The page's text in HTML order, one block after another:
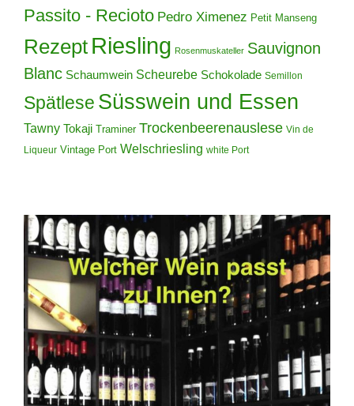
Passito - Recioto Pedro Ximenez Petit Manseng
Rezept Riesling Rosenmuskateller Sauvignon
Blanc Schaumwein Scheurebe Schokolade Semillon
Spätlese Süsswein und Essen
Tawny Tokaji Traminer Trockenbeerenauslese Vin de
Liqueur Vintage Port Welschriesling white Port